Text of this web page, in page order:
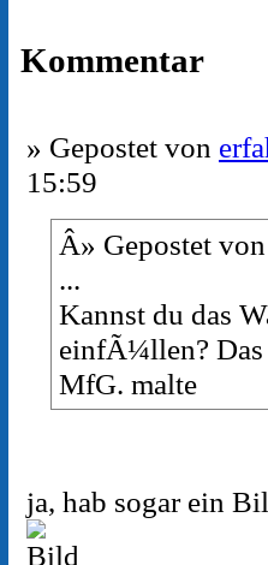
Kommentar
» Gepostet von
15:59
Â» Gepostet
...
Kannst du das
einfÃ¼llen? Das
MfG. malte
ja, hab sogar ein